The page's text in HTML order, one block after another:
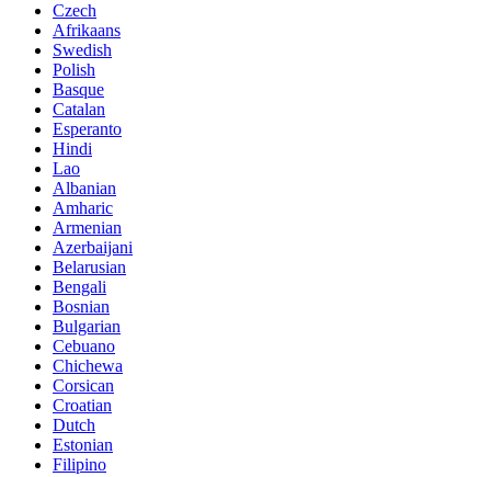
Czech
Afrikaans
Swedish
Polish
Basque
Catalan
Esperanto
Hindi
Lao
Albanian
Amharic
Armenian
Azerbaijani
Belarusian
Bengali
Bosnian
Bulgarian
Cebuano
Chichewa
Corsican
Croatian
Dutch
Estonian
Filipino